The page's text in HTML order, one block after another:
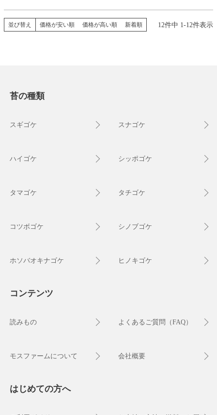
並び替え 価格が安い順 価格が高い順 新着順 12件中 1 -12件表示
苔の種類
スギゴケ スナゴケ
ハイゴケ シッポゴケ
タマゴケ タチゴケ
コツボゴケ シノブゴケ
ホソバオキナゴケ ヒノキゴケ
コンテンツ
読みもの よくあるご質問（FAQ）
モスファームについて 会社概要
はじめての方へ